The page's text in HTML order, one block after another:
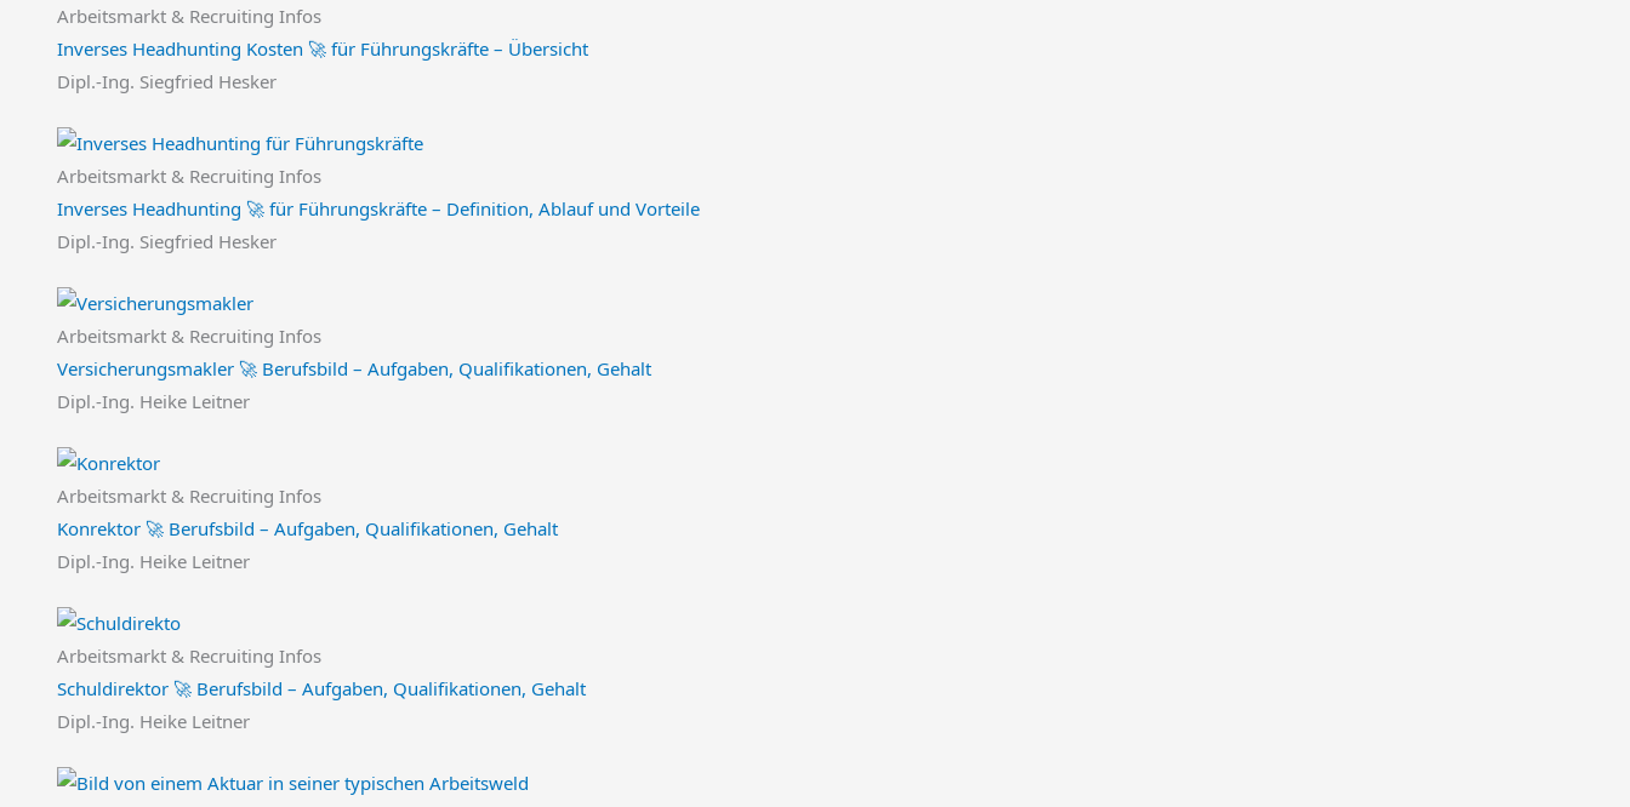
Arbeitsmarkt & Recruiting Infos
Inverses Headhunting Kosten 🚀 für Führungskräfte – Übersicht
Dipl.-Ing. Siegfried Hesker
Arbeitsmarkt & Recruiting Infos
Inverses Headhunting 🚀 für Führungskräfte – Definition, Ablauf und Vorteile
Dipl.-Ing. Siegfried Hesker
Arbeitsmarkt & Recruiting Infos
Versicherungsmakler 🚀 Berufsbild – Aufgaben, Qualifikationen, Gehalt
Dipl.-Ing. Heike Leitner
Arbeitsmarkt & Recruiting Infos
Konrektor 🚀 Berufsbild – Aufgaben, Qualifikationen, Gehalt
Dipl.-Ing. Heike Leitner
Arbeitsmarkt & Recruiting Infos
Schuldirektor 🚀 Berufsbild – Aufgaben, Qualifikationen, Gehalt
Dipl.-Ing. Heike Leitner